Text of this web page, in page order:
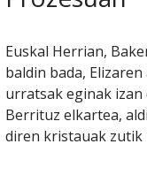
Euskal Herrian,
baldin bada,
urratsak eginak
Berrituz elkartea,
diren kristauak zutik